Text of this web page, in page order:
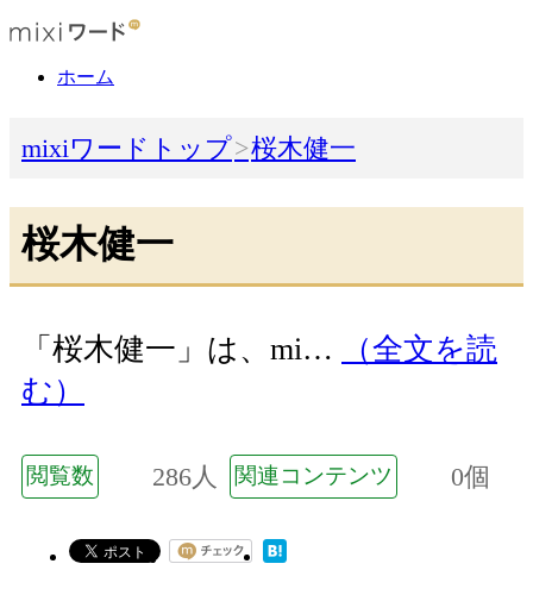
ホーム
mixiワードトップ 桜木健一
桜木健一
「桜木健一」は、mi…
（全文を読
む）
閲覧数 286人 関連コンテンツ 0個